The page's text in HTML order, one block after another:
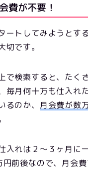
費が不要！
ートしてみようとす
切です。
で検索すると、たく
毎月何十万も仕入れ
るのか、 月会費が数
入れは２～３ヶ月に
前後なので、月会